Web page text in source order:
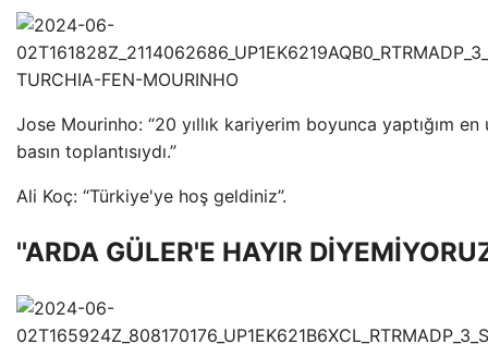
Jose Mourinho: “20 yıllık kariyerim boyunca yaptığım en
basın toplantısıydı.”
Ali Koç: “Türkiye'ye hoş geldiniz”.
''ARDA GÜLER'E HAYIR